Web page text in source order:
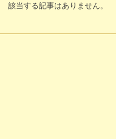
該当する記事はありません。